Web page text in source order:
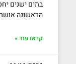
הראשונה
קראו עוד »